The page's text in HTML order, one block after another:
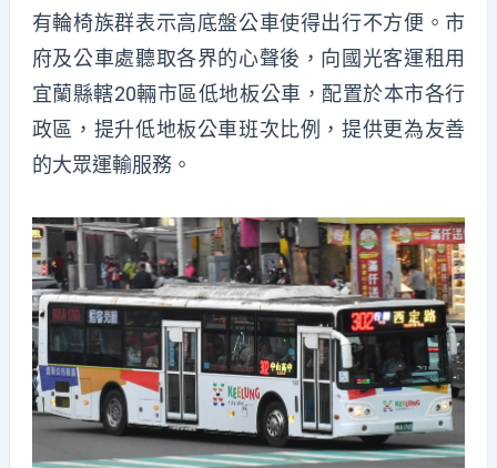
有輪椅族群表示高底盤公車使得出行不方便。市
府及公車處聽取各界的心聲後，向國光客運租用
宜蘭縣轄20輛市區低地板公車，配置於本市各行
政區，提升低地板公車班次比例，提供更為友善
的大眾運輸服務。